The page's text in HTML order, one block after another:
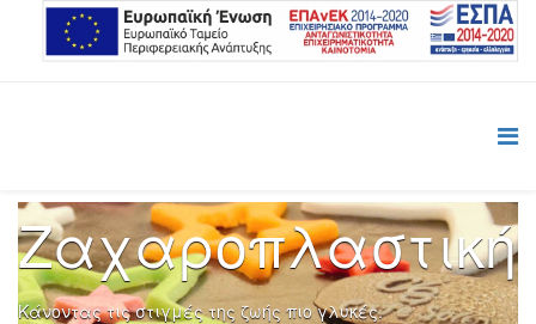
Ζαχαροπλαστική
Κάνοντας τις στιγμές της ζωής πιο γλυκές.